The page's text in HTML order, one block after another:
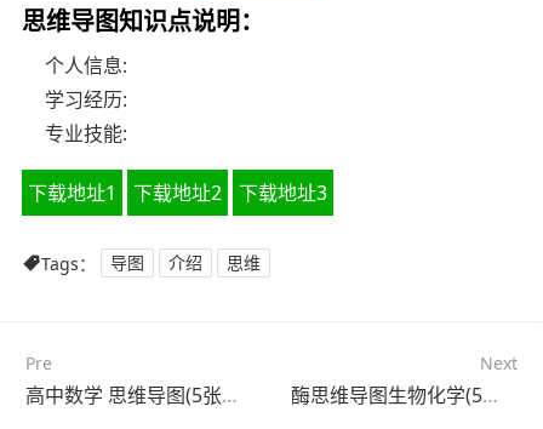
思维导图知识点说明：
个人信息:
学习经历:
专业技能:
下载地址1 下载地址2 下载地址3
Tags： 导图 介绍 思维
Pre
高中数学 思维导图(5张值得收藏)
Next
酶思维导图生物化学(5张值得收藏)